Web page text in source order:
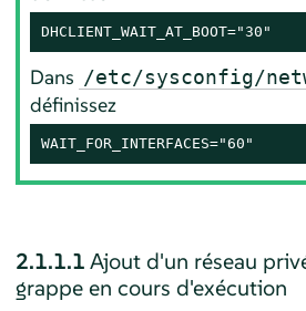
DHCLIENT_WAIT_AT_BOOT="30"
Dans /etc/sysconfig/
définissez
WAIT_FOR_INTERFACES="60"
2.1.1.1Ajout d'un réseau
grappe en cours d'exécution